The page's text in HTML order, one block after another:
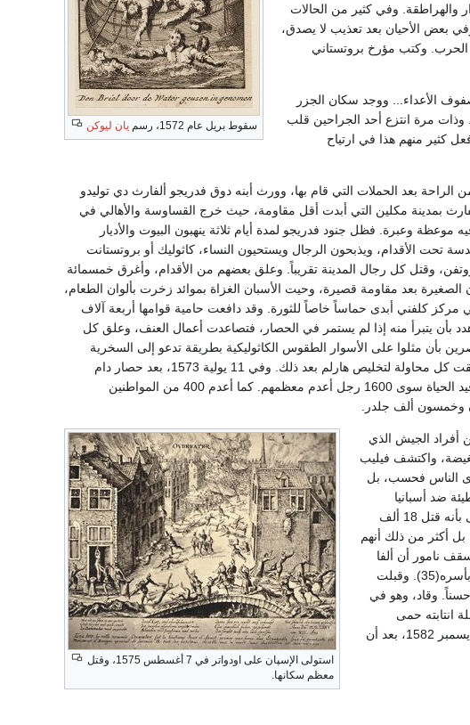
سقوط بريل عام 1572، رسم يان ليوكن
والهراطقة. وفي كثير من الحالات
وفي بعض الأحيان بعد تعذيب لا يصدق،
من أسرى الحرب. وكتب مؤرخ بروتستاني
الأعداء... ووجد سكان الجزر
مرة انتزع أحد الجراحين قلب
كثير منهم هذا في ارتياح
بعد الحملات التي قام بها، وورث أبنه دوق فدريجو ألفارث دي توليدو
بمدينة مكلين التي أبدت أقل مقاومة، حيث خرج القساوسة والأهالي في
موعظة وعبرة. فظل جنود فدريجو لمدة أيام ثلاثة ينهبون البيوت والأديار
تحت الأقدام، ويذبحون الرجال ويستحيون النساء، كاثوليك أو بروتستانت
وقتل كل رجال المدينة تقريباً. وعلق بعضهم من الأقدام، وأغرق خمسمائة
بعد مقاومة قصيرة، وحيت الأسبان الغزاة بموائد زخرت بألوان الطعام،
مركز كلفني أبدى حماساً خاصاً للثورة. وقد دافعت حامية قوامها أربعة آلاف
بأن يتبرأ منه إذا لم يستمر في الحصار، فتصاعدت أعمال العنف، وعلق كل
بأن مثلوا على الأسوار الطقوس الكاثوليكية بطريقة تدعو إلى السخرية
والضحك. وأرسل وليم ثلاثة آلاف جندي لمهاجمة جيش دوق فدريجو، ولكنهم أبيدوا وأخفقت كل محاولة لتخليص هارلم بعد ذلك. وفي 11 يولية 1573، بعد حصار دام
سبعة أشهر اقتات فيها الناس على الأعشاب والجلود، استسلمت المدينة. ولم يبق على قيد الحياة سوى 1600 رجل أعدم معظمهم. كما أعدم 400 من المواطنين
وخمسون ألف جلدر.
استولى الإسپان على اودواتر في 7 أغسطس 1575، وقتل
معظم سكانها.
أفراد الجيش الذي
واكتشف فيليب
الناس فحسب، بل
ضد أسبانيا
وأحس دوق ألفا بأن الرياح غير مواتية له، وأن التيار قد انقلب ضده. فطلب تنحيته وتباهى بأنه قتل 18 ألف
بل أكثر من ذلك أنهم
نامور أن ألفا
في سبع سنين، وألحق من الأذى بالكاثوليكية أكثر مما ألحقه بها لوثر والكلفنية في جيل بأسره(35). وقبلت
فيليب استقبالاً حسناً. وقاد، وهو في
من هذه الحملة انتابته حمى
متقطعة، ولم يحفظ عليه حياته إلا إرضاعه اللبن من ثدي امرأة. وفاضت روحه في 12 ديسمبر 1582، بعد أن